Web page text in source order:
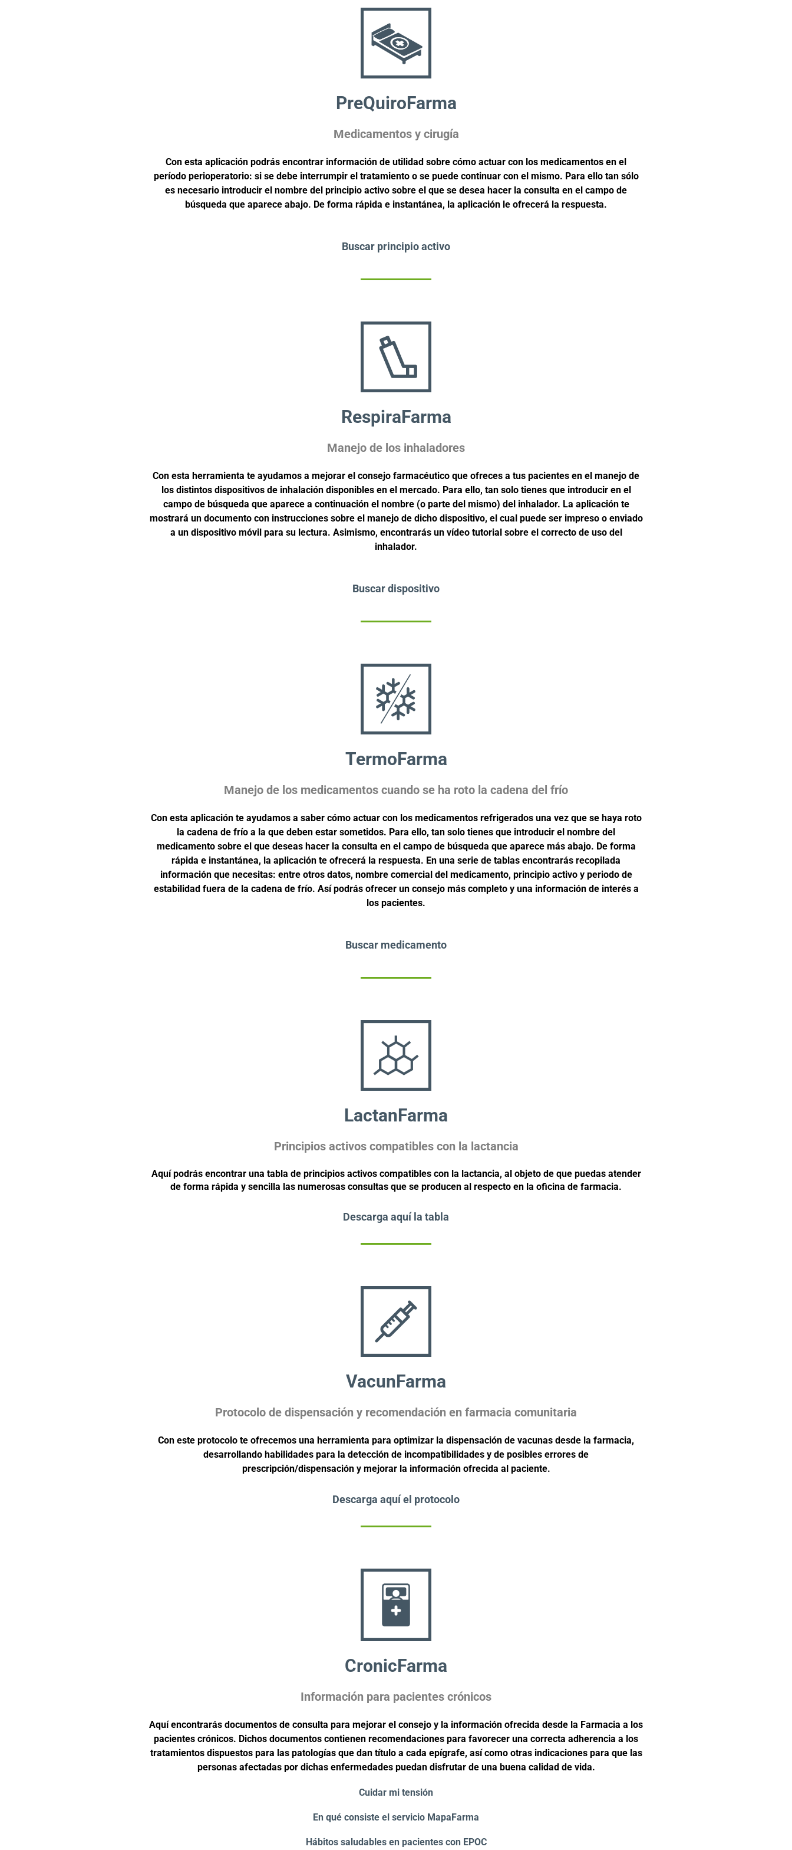
PreQuiroFarma
Medicamentos y cirugía
Con esta aplicación podrás encontrar información de utilidad sobre cómo actuar con los medicamentos en el
período perioperatorio: si se debe interrumpir el tratamiento o se puede continuar con el mismo. Para ello tan sólo
es necesario introducir el nombre del principio activo sobre el que se desea hacer la consulta en el campo de
búsqueda que aparece abajo. De forma rápida e instantánea, la aplicación le ofrecerá la respuesta.
Buscar principio activo
RespiraFarma
Manejo de los inhaladores
Con esta herramienta te ayudamos a mejorar el consejo farmacéutico que ofreces a tus pacientes en el manejo de
los distintos dispositivos de inhalación disponibles en el mercado. Para ello, tan solo tienes que introducir en el
campo de búsqueda que aparece a continuación el nombre (o parte del mismo) del inhalador. La aplicación te
mostrará un documento con instrucciones sobre el manejo de dicho dispositivo, el cual puede ser impreso o enviado
a un dispositivo móvil para su lectura. Asimismo, encontrarás un vídeo tutorial sobre el correcto de uso del
inhalador.
Buscar dispositivo
TermoFarma
Manejo de los medicamentos cuando se ha roto la cadena del frío
Con esta aplicación te ayudamos a saber cómo actuar con los medicamentos refrigerados una vez que se haya roto
la cadena de frío a la que deben estar sometidos. Para ello, tan solo tienes que introducir el nombre del
medicamento sobre el que deseas hacer la consulta en el campo de búsqueda que aparece más abajo. De forma
rápida e instantánea, la aplicación te ofrecerá la respuesta. En una serie de tablas encontrarás recopilada
información que necesitas: entre otros datos, nombre comercial del medicamento, principio activo y periodo de
estabilidad fuera de la cadena de frío. Así podrás ofrecer un consejo más completo y una información de interés a
los pacientes.
Buscar medicamento
LactanFarma
Principios activos compatibles con la lactancia
Aquí podrás encontrar una tabla de principios activos compatibles con la lactancia, al objeto de que puedas atender
de forma rápida y sencilla las numerosas consultas que se producen al respecto en la oficina de farmacia.
Descarga aquí la tabla
VacunFarma
Protocolo de dispensación y recomendación en farmacia comunitaria
Con este protocolo te ofrecemos una herramienta para optimizar la dispensación de vacunas desde la farmacia,
desarrollando habilidades para la detección de incompatibilidades y de posibles errores de
prescripción/dispensación y mejorar la información ofrecida al paciente.
Descarga aquí el protocolo
CronicFarma
Información para pacientes crónicos
Aquí encontrarás documentos de consulta para mejorar el consejo y la información ofrecida desde la Farmacia a los
pacientes crónicos. Dichos documentos contienen recomendaciones para favorecer una correcta adherencia a los
tratamientos dispuestos para las patologías que dan título a cada epígrafe, así como otras indicaciones para que las
personas afectadas por dichas enfermedades puedan disfrutar de una buena calidad de vida.
Cuidar mi tensión
En qué consiste el servicio MapaFarma
Hábitos saludables en pacientes con EPOC